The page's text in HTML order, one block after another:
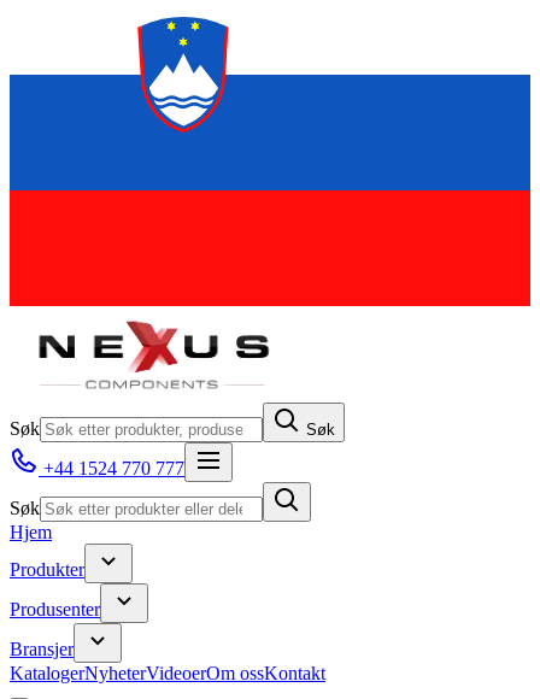
Søk Søk
+44 1524 770 777
Søk
Hjem
Produkter
Produsenter
Bransjer
KatalogerNyheterVideoerOm ossKontakt